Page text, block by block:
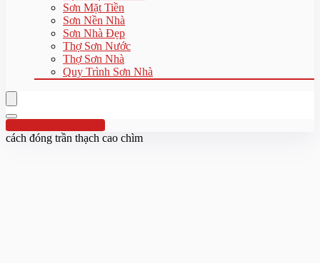
Sơn Mặt Tiền
Sơn Nền Nhà
Sơn Nhà Đẹp
Thợ Sơn Nước
Thợ Sơn Nhà
Quy Trình Sơn Nhà
Hotline:0961 894 472
cách đóng trần thạch cao chìm